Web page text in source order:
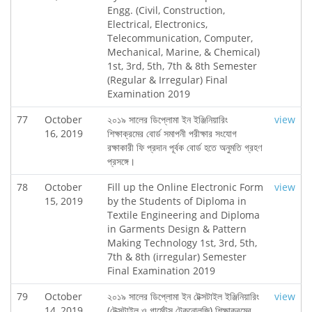
Engg. (Civil, Construction,
Electrical, Electronics,
Telecommunication, Computer,
Mechanical, Marine, & Chemical)
1st, 3rd, 5th, 7th & 8th Semester
(Regular & Irregular) Final
Examination 2019
77
October
16, 2019
২০১৯ সালের ডিপ্লোমা ইন ইঞ্জিনিয়ারিং
শিক্ষাক্রমের বোর্ড সমাপনী পরীক্ষার সংযোগ
রক্ষাকারী ফি প্রদান পূর্বক বোর্ড হতে অনুমতি গ্রহণ
প্রসঙ্গে।
view
78
October
15, 2019
Fill up the Online Electronic Form
by the Students of Diploma in
Textile Engineering and Diploma
in Garments Design & Pattern
Making Technology 1st, 3rd, 5th,
7th & 8th (irregular) Semester
Final Examination 2019
view
79
October
২০১৯ সালের ডিপ্লোমা ইন টেক্সটাইল ইঞ্জিনিয়ারিং
view